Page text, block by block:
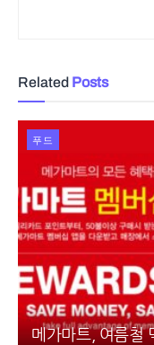
Related Posts
푸드
메가마트, 여름철